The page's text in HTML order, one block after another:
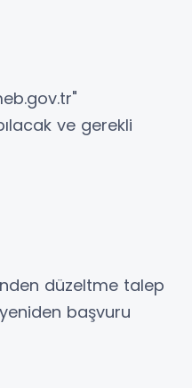
ve gerekli
düzeltme talep
başvuru